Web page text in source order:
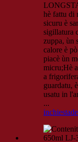
hè fattu di
sicuru è
sigillatura
zuppa, ùn
calore è
piacè ùn
micru;Hè
a
guardatu,
usatu in
...
inchiesta